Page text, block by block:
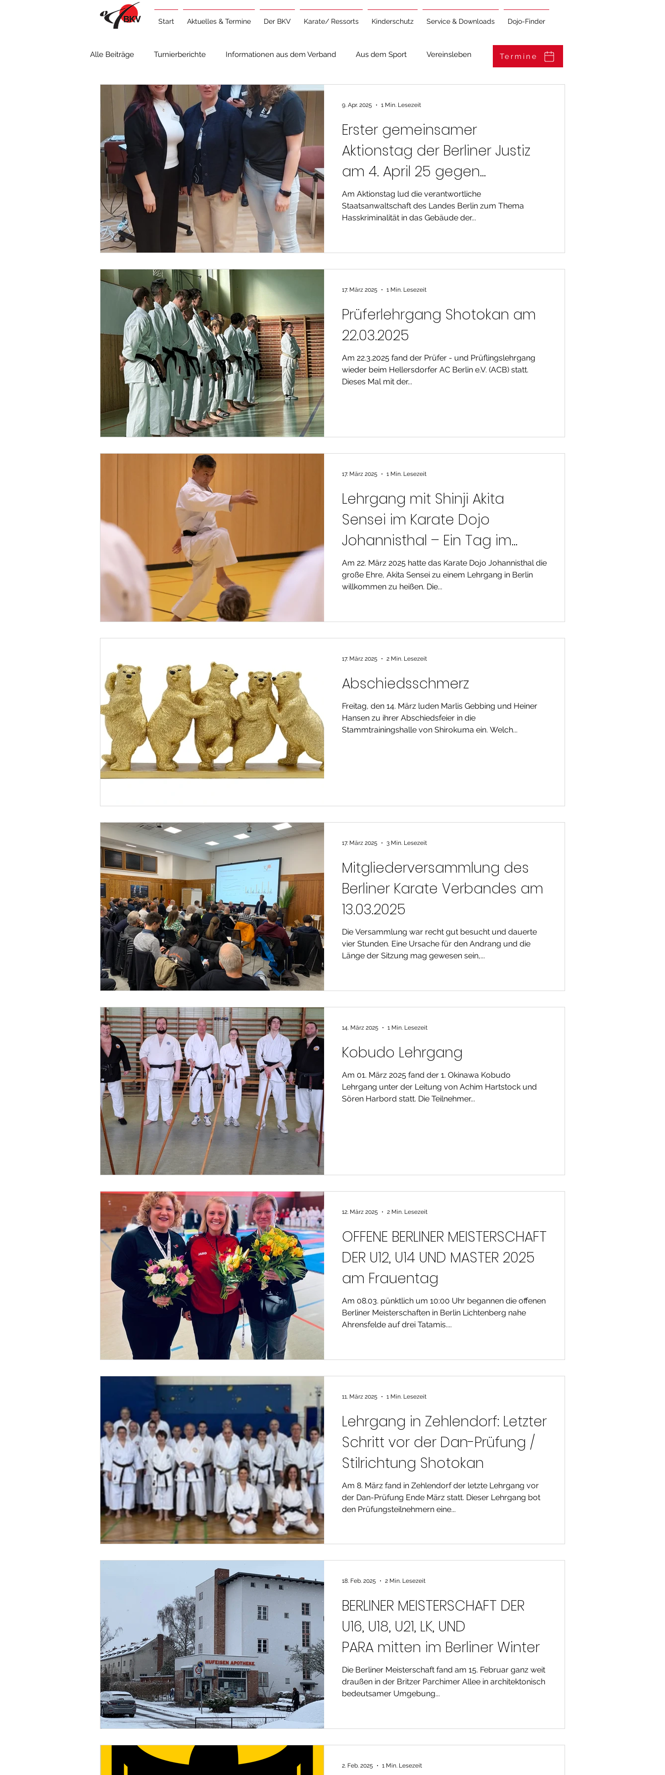
Start Aktuelles & Termine Der BKV Karate/ Ressorts Kinderschutz Service & Downloads Dojo-Finder
Alle Beiträge Turnierberichte Informationen aus dem Verband Aus dem Sport Vereinsleben
Lehrgangsberichte Allgemeine Informationen
Erster gemeinsamer
Aktionstag der Berliner Justiz
am 4. April 25 gegen
Hasskriminalität mit den
Berliner Sportverbänden und
Am Aktionstag lud die verantwortliche
Staatsanwaltschaft des Landes Berlin zum Thema
Hasskriminalität in das Gebäude der...
9. Apr. 2025 1 Min. Lesezeit
Prüferlehrgang Shotokan am
22.03.2025
Am 22.3.2025 fand der Prüfer - und Prüflingslehrgang
wieder beim Hellersdorfer AC Berlin e.V. (ACB) statt.
Dieses Mal mit der...
17. März 2025 1 Min. Lesezeit
Lehrgang mit Shinji Akita
Sensei im Karate Dojo
Johannisthal – Ein Tag im
Zeichen des traditionellen
Karate
Am 22. März 2025 hatte das Karate Dojo Johannisthal die
große Ehre, Akita Sensei zu einem Lehrgang in Berlin
willkommen zu heißen. Die...
17. März 2025 1 Min. Lesezeit
Abschiedsschmerz
Freitag, den 14. März luden Marlis Gebbing und Heiner
Hansen zu ihrer Abschiedsfeier in die
Stammtrainingshalle von Shirokuma ein. Welch...
17. März 2025 2 Min. Lesezeit
Mitgliederversammlung des
Berliner Karate Verbandes am
13.03.2025
Die Versammlung war recht gut besucht und dauerte
vier Stunden. Eine Ursache für den Andrang und die
Länge der Sitzung mag gewesen sein,...
17. März 2025 3 Min. Lesezeit
Kobudo Lehrgang
Am 01. März 2025 fand der 1. Okinawa Kobudo
Lehrgang unter der Leitung von Achim Hartstock und
Sören Harbord statt. Die Teilnehmer...
14. März 2025 1 Min. Lesezeit
OFFENE BERLINER MEISTERSCHAFT
DER U12, U14 UND MASTER 2025
am Frauentag
Am 08.03. pünktlich um 10:00 Uhr begannen die offenen
Berliner Meisterschaften in Berlin Lichtenberg nahe
Ahrensfelde auf drei Tatamis....
12. März 2025 2 Min. Lesezeit
Lehrgang in Zehlendorf: Letzter
Schritt vor der Dan-Prüfung /
Stilrichtung Shotokan
Am 8. März fand in Zehlendorf der letzte Lehrgang vor
der Dan-Prüfung Ende März statt. Dieser Lehrgang bot
den Prüfungsteilnehmern eine...
11. März 2025 1 Min. Lesezeit
BERLINER MEISTERSCHAFT DER
U16, U18, U21, LK, UND
PARA mitten im Berliner Winter
Die Berliner Meisterschaft fand am 15. Februar ganz weit
draußen in der Britzer Parchimer Allee in architektonisch
bedeutsamer Umgebung...
18. Feb. 2025 2 Min. Lesezeit
2. Feb. 2025 1 Min. Lesezeit
Termine